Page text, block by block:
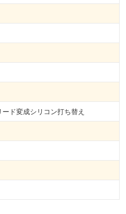
ド変成シリコン打ち替え